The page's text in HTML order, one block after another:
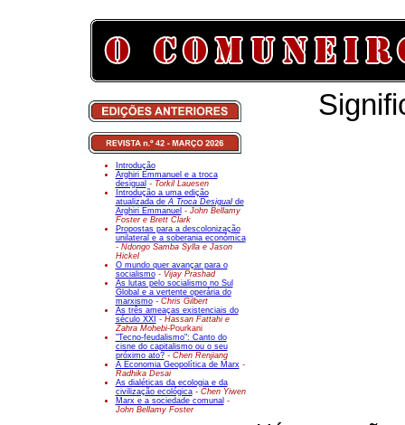
Introdução
Arghiri Emmanuel e a troca
desigual - Torkil Lauesen
Introdução a uma edição
atualizada deA Troca Desigualde
Arghiri Emmanuel - John Bellamy
Foster e Brett Clark
Propostas para a descolonização
unilateral e a soberania económica
- Ndongo Samba Sylla e Jason
Hickel
O mundo quer avançar para o
socialismo- Vijay Prashad
As lutas pelo socialismo no Sul
Global e a vertente operária do
marxismo- Chris Gilbert
As três ameaças existenciais do
século XXI - Hassan Fattahi e
Zahra Mohebi-Pourkani
"Tecno-feudalismo": Canto do
cisne do capitalismo ou o seu
próximo ato? - Chen Renjiang
A Economia Geopolítica de Marx-
Radhika Desai
As dialéticas da ecologia e da
civilização ecológica - Chen Yiwen
Marx e a sociedade comunal -
John Bellamy Foster